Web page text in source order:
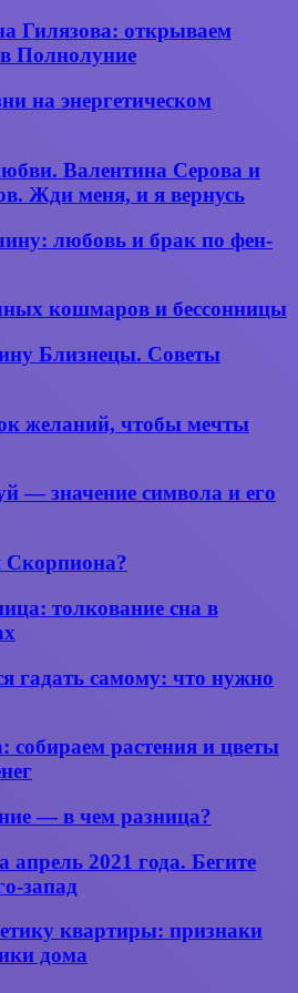
Гилязова: открываем
Полнолуние
на энергетическом
Валентина Серова и
Жди меня, и я вернусь
любовь и брак по фен-
кошмаров и бессонницы
Близнецы. Советы
желаний, чтобы мечты
— значение символа и его
Скорпиона?
толкование сна в
гадать самому: что нужно
собираем растения и цветы
— в чем разница?
2021 года. Бегите
запад
квартиры: признаки
дома